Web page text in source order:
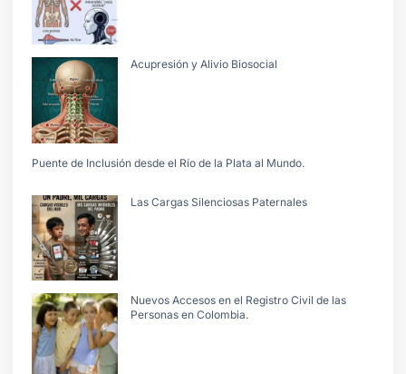
Acupresión y Alivio Biosocial
Puente de Inclusión desde el Río de la Plata al Mundo.
Las Cargas Silenciosas Paternales
Nuevos Accesos en el Registro Civil de las
Personas en Colombia.